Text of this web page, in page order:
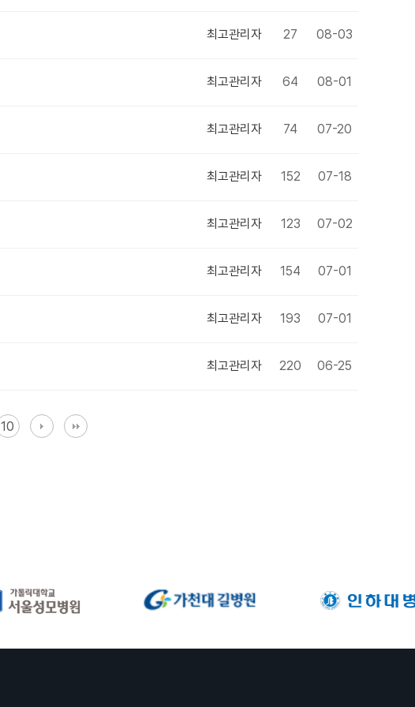
최고관리자 27 08-03
최고관리자 64 08-01
최고관리자 74 07-20
최고관리자 152 07-18
최고관리자 123 07-02
최고관리자 154 07-01
최고관리자 193 07-01
최고관리자 220 06-25
10